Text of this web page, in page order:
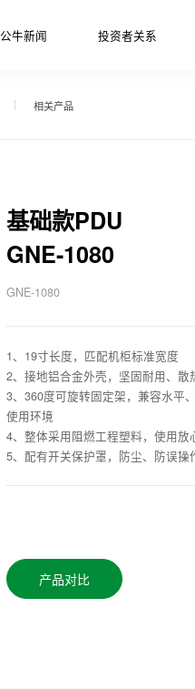
公牛新闻 投资者关系
相关产品
基础款PDU
GNE-1080
GNE-1080
1、19寸长度，匹配机柜标准宽度
2、接地铝合金外壳，坚固耐用、
3、360度可旋转固定架，兼容水平
使用环境
4、整体采用阻燃工程塑料，使用放
5、配有开关保护罩，防尘、防误
产品对比